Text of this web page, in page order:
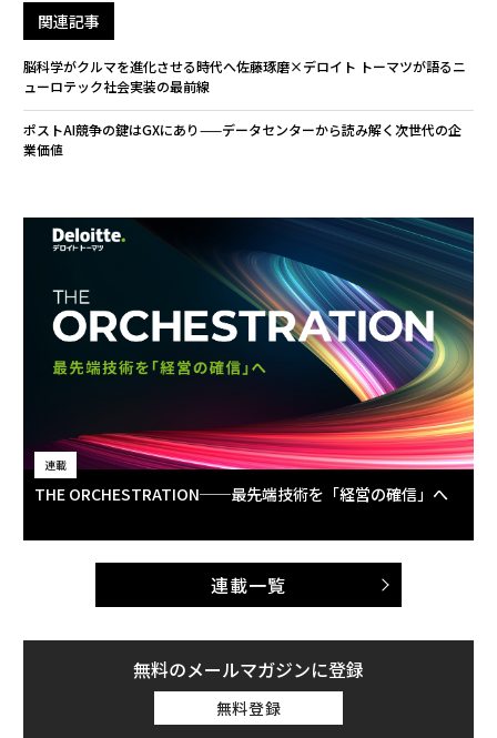
関連記事
脳科学がクルマを進化させる時代へ――佐藤琢磨×デロイト トーマツが語るニ
ューロテック社会実装の最前線
ポストAI競争の鍵はGXにあり——データセンターから読み解く次世代の企
業価値
連載
THE ORCHESTRATION──最先端技術を「経営の確信」へ
連載一覧
無料のメールマガジンに登録
無料登録